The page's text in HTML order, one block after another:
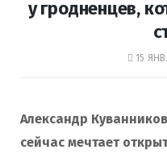
у гродненцев,
15
Александр
сейчас мечтает